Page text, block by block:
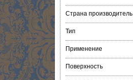
Страна производитель
Тип
Применение
Поверхность